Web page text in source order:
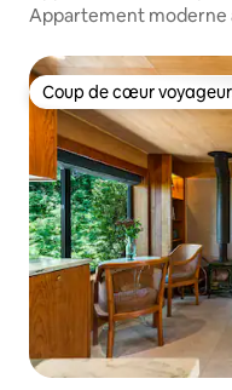
Appartement moderne
Coup de cœur
Coup de cœur